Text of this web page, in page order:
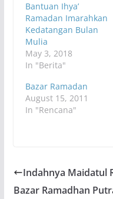
Bantuan Ihya’
Ramadan Imarahkan
Kedatangan Bulan
Mulia
May 3, 2018
In "Berita"
Bazar Ramadan
August 15, 2011
In "Rencana"
Indahnya Maidatul
Bazar Ramadhan